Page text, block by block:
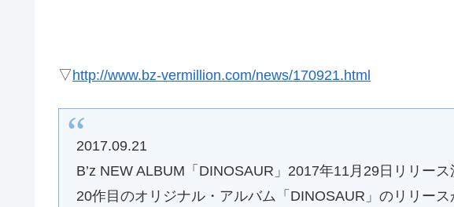
▽ http://www.bz-vermillion.com/news/170921.html
2017.09.21
B’z NEW ALBUM「DINOSAUR」2017年11月29日リリース
20作目のオリジナル・アルバム「DINOSAUR」のリリース